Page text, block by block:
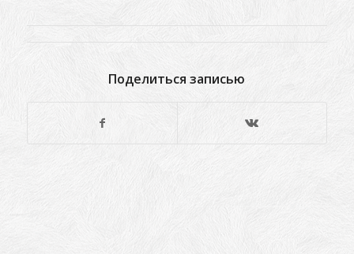
Поделиться записью